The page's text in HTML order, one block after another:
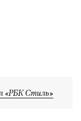
«РБК Стиль»